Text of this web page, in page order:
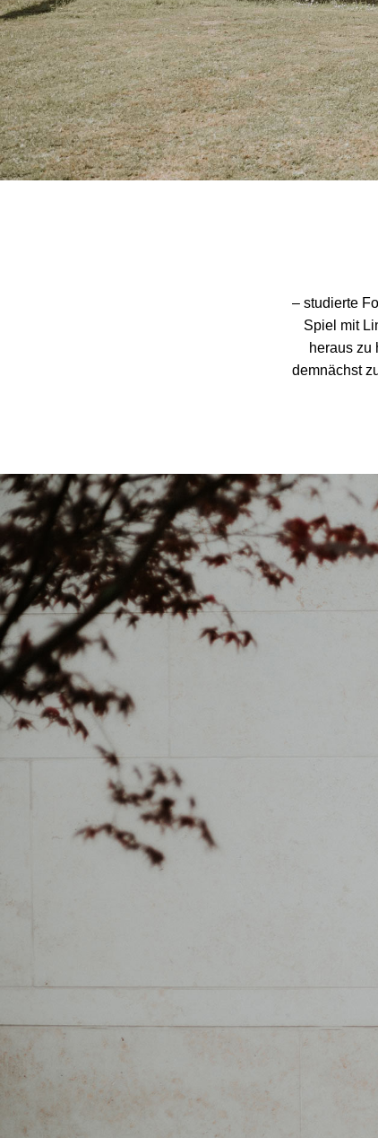
– studierte
Spiel mit
heraus zu
demnächst